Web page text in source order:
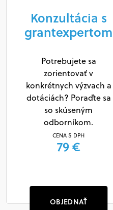
Konzultácia s
grantexpertom
Potrebujete sa
zorientovať v
konkrétnych výzvach a
dotáciách? Poraďte sa
so skúseným
odborníkom.
CENA S DPH
79 €
OBJEDNAŤ